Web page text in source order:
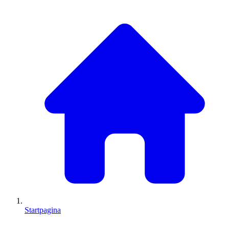
Startpagina